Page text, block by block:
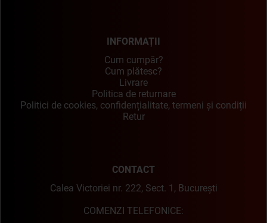
INFORMAȚII
Cum cumpăr?
Cum plătesc?
Livrare
Politica de returnare
Politici de cookies, confidențialitate, termeni și condiții
Retur
CONTACT
Calea Victoriei nr. 222, Sect. 1, București
COMENZI TELEFONICE: